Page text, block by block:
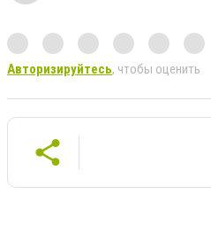
Авторизируйтесь, чтобы оценить